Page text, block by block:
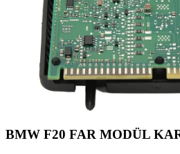
BMW F20 FAR MODÜL